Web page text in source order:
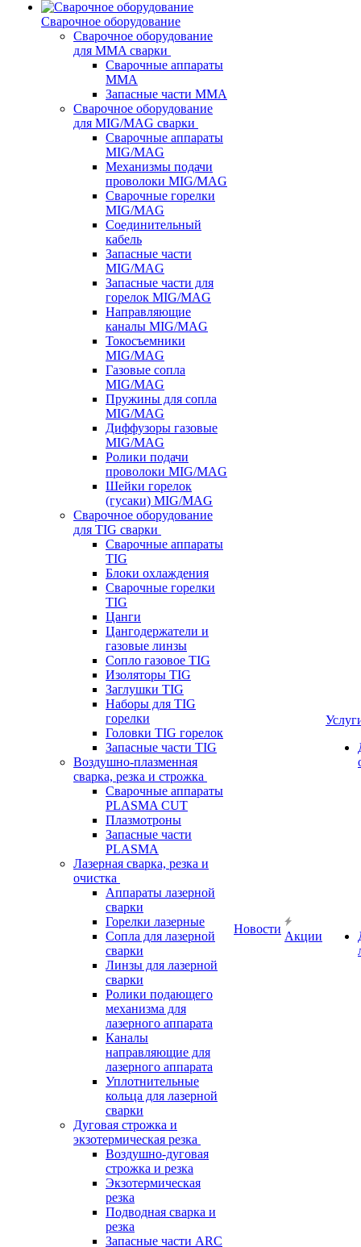
Сварочное оборудование
Сварочное оборудование
для MMA сварки
Сварочные аппараты
MMA
Запасные части MMA
Сварочное оборудование
для MIG/MAG сварки
Сварочные аппараты
MIG/MAG
Механизмы подачи
проволоки MIG/MAG
Сварочные горелки
MIG/MAG
Соединительный
кабель
Запасные части
MIG/MAG
Запасные части для
горелок MIG/MAG
Направляющие
каналы MIG/MAG
Токосъемники
MIG/MAG
Газовые сопла
MIG/MAG
Пружины для сопла
MIG/MAG
Диффузоры газовые
MIG/MAG
Ролики подачи
проволоки MIG/MAG
Шейки горелок
(гусаки) MIG/MAG
Сварочное оборудование
для TIG сварки
Сварочные аппараты
TIG
Блоки охлаждения
Сварочные горелки
TIG
Цанги
Цангодержатели и
газовые линзы
Сопло газовое TIG
Изоляторы TIG
Заглушки TIG
Наборы для TIG
горелки
Головки TIG горелок
Запасные части TIG
Воздушно-плазменная
сварка, резка и строжка
Сварочные аппараты
PLASMA CUT
Плазмотроны
Запасные части
PLASMA
Лазерная сварка, резка и
очистка
Аппараты лазерной
сварки
Горелки лазерные
Сопла для лазерной
сварки
Линзы для лазерной
сварки
Ролики подающего
механизма для
лазерного аппарата
Каналы
направляющие для
лазерного аппарата
Уплотнительные
кольца для лазерной
сварки
Дуговая строжка и
экзотермическая резка
Воздушно-дуговая
строжка и резка
Экзотермическая
резка
Подводная сварка и
резка
Запасные части ARC
Новости
Акции